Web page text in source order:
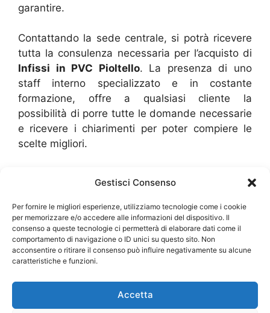
Gestisci Consenso
Per fornire le migliori esperienze, utilizziamo tecnologie come i cookie
per memorizzare e/o accedere alle informazioni del dispositivo. Il
consenso a queste tecnologie ci permetterà di elaborare dati come il
comportamento di navigazione o ID unici su questo sito. Non
acconsentire o ritirare il consenso può influire negativamente su alcune
caratteristiche e funzioni.
Accetta
garantire.
Contattando la sede centrale, si potrà ricevere
tutta la consulenza necessaria per l’acquisto di
Infissi in PVC Pioltello. La presenza di uno
staff interno specializzato e in costante
formazione, offre a qualsiasi cliente la
possibilità di porre tutte le domande necessarie
e ricevere i chiarimenti per poter compiere le
scelte migliori.
SERRAMENTI MILANO
Fornitura di serramenti di altissima qualità con